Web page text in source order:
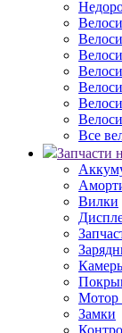
Все
Запчасти
Вилки
Мотор
Замки